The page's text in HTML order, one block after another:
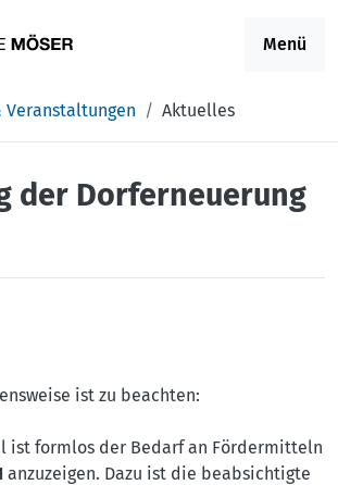
Menü
Veranstaltungen Aktuelles
der Dorferneuerung
ist zu beachten:
ist formlos der Bedarf an Fördermitteln
anzuzeigen. Dazu ist die beabsichtigte